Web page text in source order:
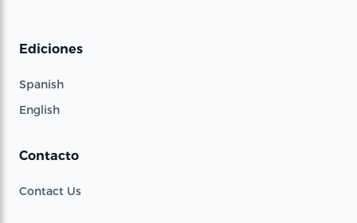
Ediciones
Spanish
English
Contacto
Contact Us